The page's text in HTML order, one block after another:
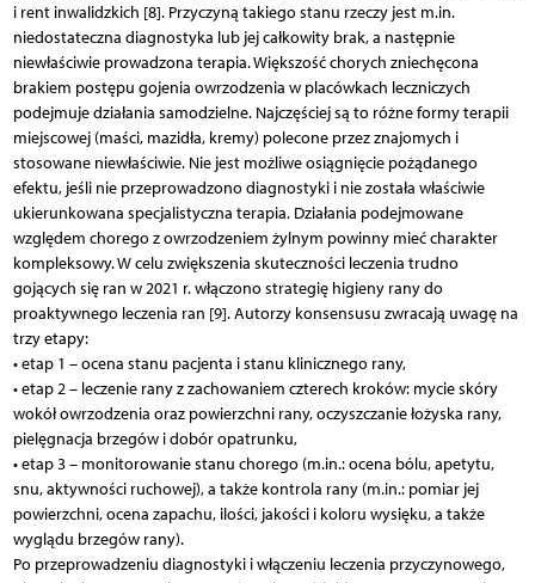
i rent inwalidzkich [8]. Przyczyną takiego stanu rzeczy jest m.in.
niedostateczna diagnostyka lub jej całkowity brak, a następnie
niewłaściwie prowadzona terapia. Większość chorych zniechęcona
brakiem postępu gojenia owrzodzenia w placówkach leczniczych
podejmuje działania samodzielne. Najczęściej są to różne formy terapii
miejscowej (maści, mazidła, kremy) polecone przez znajomych i
stosowane niewłaściwie. Nie jest możliwe osiągnięcie pożądanego
efektu, jeśli nie przeprowadzono diagnostyki i nie została właściwie
ukierunkowana specjalistyczna terapia. Działania podejmowane
względem chorego z owrzodzeniem żylnym powinny mieć charakter
kompleksowy. W celu zwiększenia skuteczności leczenia trudno
gojących się ran w 2021 r. włączono strategię higieny rany do
proaktywnego leczenia ran [9]. Autorzy konsensusu zwracają uwagę na
trzy etapy:
• etap 1 – ocena stanu pacjenta i stanu klinicznego rany,
• etap 2 – leczenie rany z zachowaniem czterech kroków: mycie skóry
wokół owrzodzenia oraz powierzchni rany, oczyszczanie łożyska rany,
pielęgnacja brzegów i dobór opatrunku,
• etap 3 – monitorowanie stanu chorego (m.in.: ocena bólu, apetytu,
snu, aktywności ruchowej), a także kontrola rany (m.in.: pomiar jej
powierzchni, ocena zapachu, ilości, jakości i koloru wysięku, a także
wyglądu brzegów rany).
Po przeprowadzeniu diagnostyki i włączeniu leczenia przyczynowego,